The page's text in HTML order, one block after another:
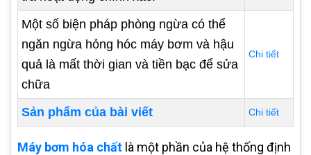
Một số biện pháp phòng ngừa có thể
ngăn ngừa hỏng hóc máy bơm và hậu
quả là mất thời gian và tiền bạc để sửa
chữa
Chi tiết
Sản phẩm của bài viết Chi tiết
Máy bơm hóa chất là một phần của hệ thống định